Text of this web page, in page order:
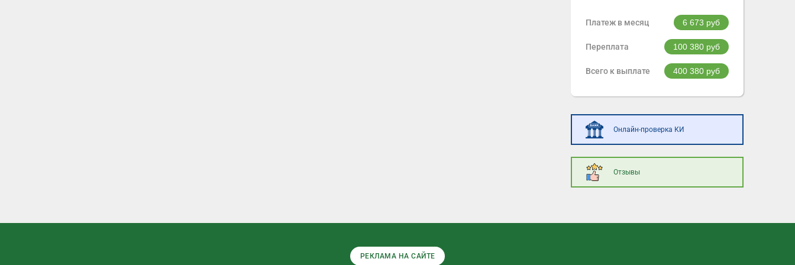
Платеж в месяц 6 673 руб
Переплата 100 380 руб
Всего к выплате 400 380 руб
Онлайн-проверка КИ
Отзывы
РЕКЛАМА НА САЙТЕ